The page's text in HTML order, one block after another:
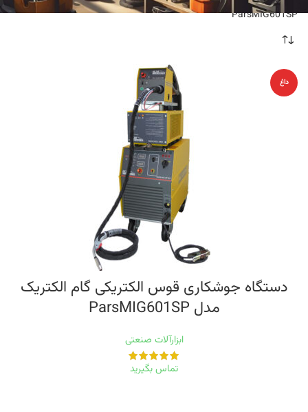
ParsMIG601SP”
داغ
دستگاه جوشکاری قوس الکتریکی گام الکتریک
مدل ParsMIG601SP
ابزارآلات صنعتی
تماس بگیرید